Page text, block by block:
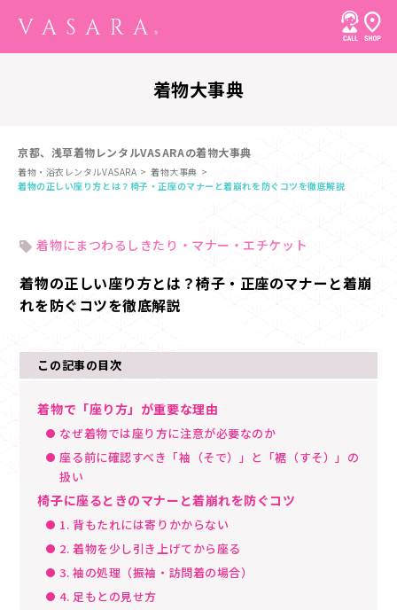
着物大事典
京都、浅草着物レンタルVASARAの着物大事典
着物・浴衣レンタルVASARA
着物大事典
着物の正しい座り方とは？椅子・正座のマナーと着崩れを防ぐコツを徹底解説
着物にまつわるしきたり・マナー・エチケット
着物の正しい座り方とは？椅子・正座のマナーと着崩
れを防ぐコツを徹底解説
この記事の目次
着物で「座り方」が重要な理由
なぜ着物では座り方に注意が必要なのか
座る前に確認すべき「袖（そで）」と「裾（すそ）」の
扱い
椅子に座るときのマナーと着崩れを防ぐコツ
1. 背もたれには寄りかからない
2. 着物を少し引き上げてから座る
3. 袖の処理（振袖・訪問着の場合）
4. 足もとの見せ方